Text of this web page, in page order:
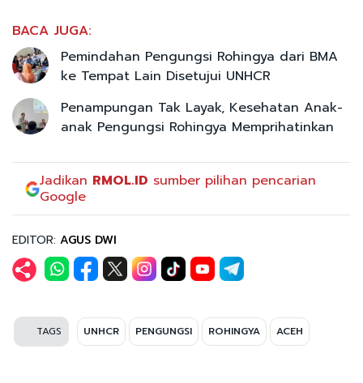
BACA JUGA:
Pemindahan Pengungsi Rohingya dari BMA
ke Tempat Lain Disetujui UNHCR
Penampungan Tak Layak, Kesehatan Anak-
anak Pengungsi Rohingya Memprihatinkan
Jadikan RMOL.ID sumber pilihan pencarian
Google
EDITOR: AGUS DWI
TAGS UNHCR PENGUNGSI ROHINGYA ACEH